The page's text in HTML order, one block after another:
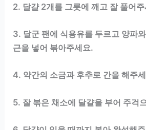
2. 달걀 2개를 그릇에 깨고 잘 풀어
3. 달군 팬에 식용유를 두르고 양파
근을 넣어 볶아주세요.
4. 약간의 소금과 후추로 간을 해주
5. 잘 볶은 채소에 달걀을 부어 주걱